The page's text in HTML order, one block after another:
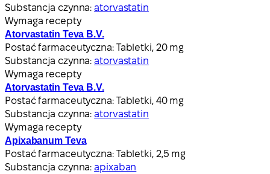
Substancja czynna:atorvastatin
Wymaga recepty
Atorvastatin Teva B.V.
Postać farmaceutyczna: Tabletki, 20 mg
Substancja czynna:atorvastatin
Wymaga recepty
Atorvastatin Teva B.V.
Postać farmaceutyczna: Tabletki, 40 mg
Substancja czynna:atorvastatin
Wymaga recepty
Apixabanum Teva
Postać farmaceutyczna: Tabletki, 2,5 mg
Substancja czynna:apixaban